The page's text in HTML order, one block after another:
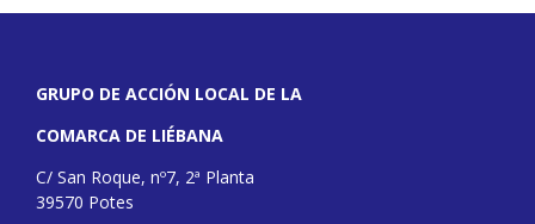
GRUPO DE ACCIÓN LOCAL DE LA
COMARCA DE LIÉBANA
C/ San Roque, nº7, 2ª Planta
39570 Potes